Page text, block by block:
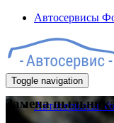
Автосервисы
Toggle navigation
Автосервисы
Замена